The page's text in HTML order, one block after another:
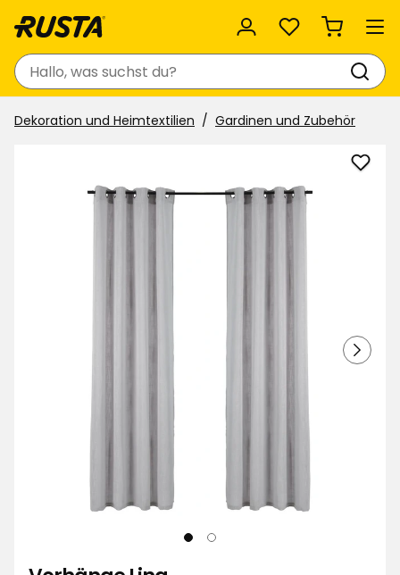
Favoriten
Suchen
Dekoration und Heimtextilien Gardinen und Zubehör